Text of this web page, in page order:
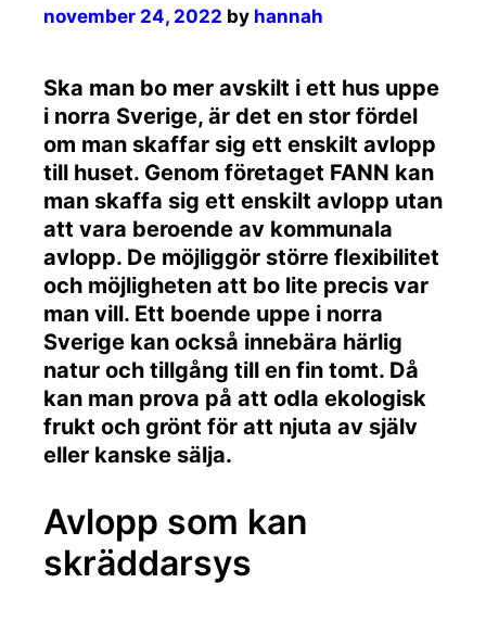
november 24, 2022 by hannah
Ska man bo mer avskilt i ett hus uppe
i norra Sverige, är det en stor fördel
om man skaffar sig ett enskilt avlopp
till huset. Genom företaget FANN kan
man skaffa sig ett enskilt avlopp utan
att vara beroende av kommunala
avlopp. De möjliggör större flexibilitet
och möjligheten att bo lite precis var
man vill. Ett boende uppe i norra
Sverige kan också innebära härlig
natur och tillgång till en fin tomt. Då
kan man prova på att odla ekologisk
frukt och grönt för att njuta av själv
eller kanske sälja.
Avlopp som kan
skräddarsys